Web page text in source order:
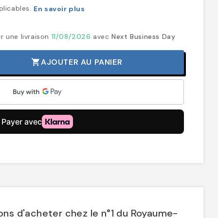
En savoir plus
une livraison 11/08/2026 avecNext Business Day
shopping_cartAJOUTER AU PANIER
d'acheter chez le n°1 du Royaume-